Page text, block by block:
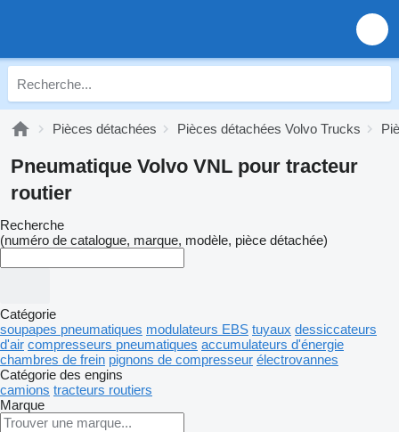
Pièces détachées Pièces détachées Volvo Trucks
Pneumatique Volvo VNL pour tracteur
routier
Recherche
(numéro de catalogue, marque, modèle, pièce détachée)
Catégorie
soupapes pneumatiques modulateurs EBS tuyaux dessiccateurs
d'air compresseurs pneumatiques accumulateurs d'énergie
chambres de frein pignons de compresseur électrovannes
Catégorie des engins
camions tracteurs routiers
Marque